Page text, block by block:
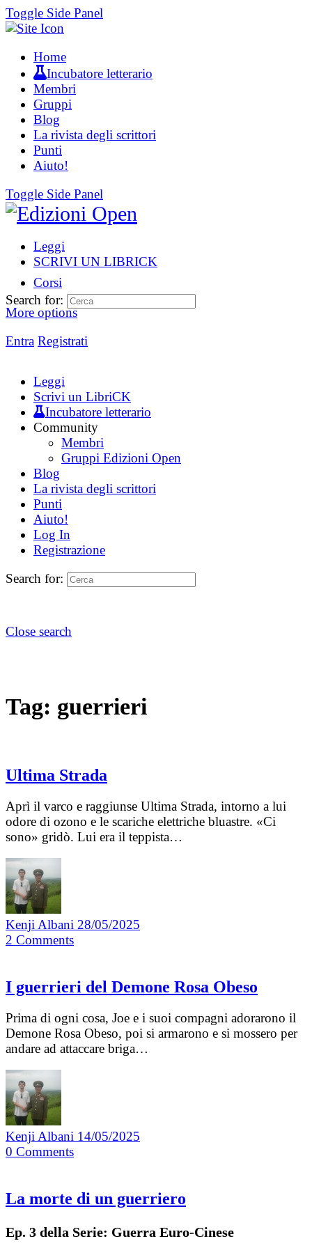
Toggle Side Panel
Home
Incubatore letterario
Membri
Gruppi
Blog
La rivista degli scrittori
Punti
Aiuto!
Toggle Side Panel
Leggi
SCRIVI UN LIBRICK
Corsi
More options
Entra Registrati
Search for:
Leggi
Scrivi un LibriCK
Incubatore letterario
Community
Membri
Gruppi Edizioni Open
Blog
La rivista degli scrittori
Punti
Aiuto!
Log In
Registrazione
Search for:
Close search
Tag: guerrieri
Ultima Strada
Aprì il varco e raggiunse Ultima Strada, intorno a lui
odore di ozono e le scariche elettriche bluastre. «Ci
sono» gridò. Lui era il teppista…
Kenji Albani 28/05/2025
2 Comments
I guerrieri del Demone Rosa Obeso
Prima di ogni cosa, Joe e i suoi compagni adorarono il
Demone Rosa Obeso, poi si armarono e si mossero per
andare ad attaccare briga…
Kenji Albani 14/05/2025
0 Comments
La morte di un guerriero
Ep. 3 della Serie: Guerra Euro-Cinese